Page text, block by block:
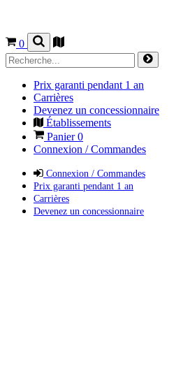
0
Prix garanti pendant 1 an
Carrières
Devenez un concessionnaire
Établissements
Panier0
Connexion / Commandes
Connexion / Commandes
Prix garanti pendant 1 an
Carrières
Devenez un concessionnaire